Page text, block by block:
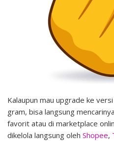
Kalaupun mau upgrade ke
gram, bisa langsung
favorit atau di marketplace
dikelola langsung oleh Shopee,